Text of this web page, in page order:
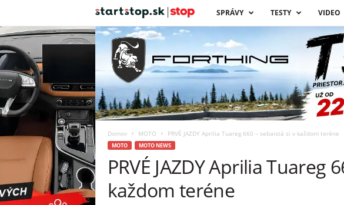
a
r
t
o
SPRÁVY TESTY VIDEO
Domov MOTO PRVÉ JAZDY Aprilia Tuareg 660 – sebaistá si v každom teréne
MOTO MOTO NEWS
PRVÉ JAZDY Aprilia Tuareg
každom teréne